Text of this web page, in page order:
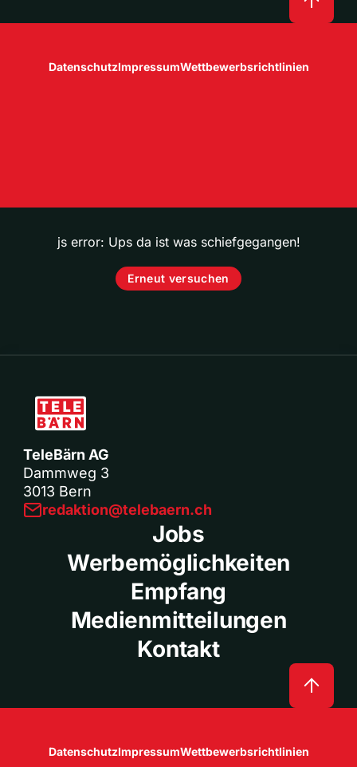
DatenschutzImpressumWettbewerbsrichtlinien
js error: Ups da ist was schiefgegangen!
Erneut versuchen
TeleBärn AG
Dammweg 3
3013 Bern
redaktion@telebaern.ch
Jobs
Werbemöglichkeiten
Empfang
Medienmitteilungen
Kontakt
DatenschutzImpressumWettbewerbsrichtlinien